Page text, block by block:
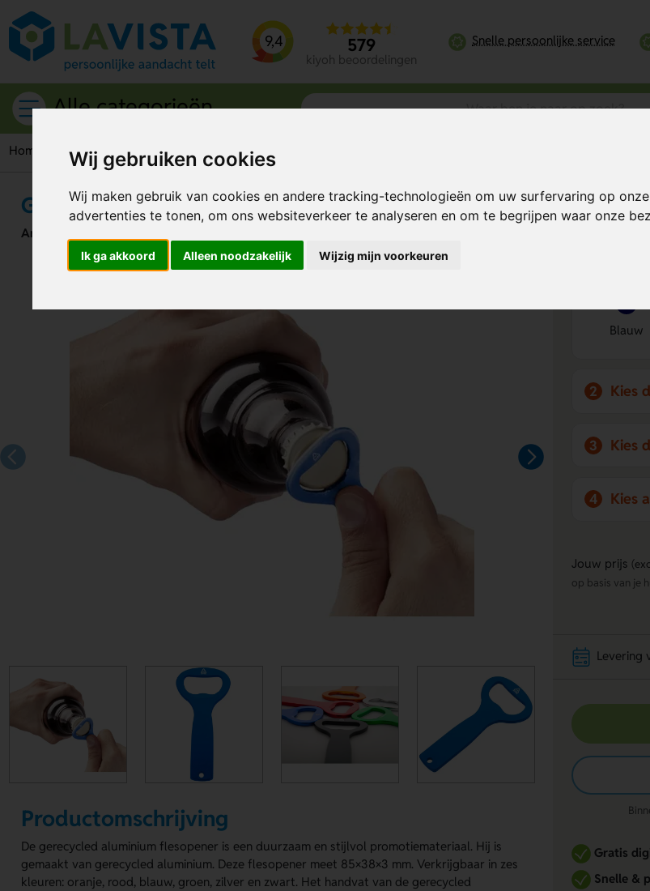
Wij gebruiken cookies
Wij maken gebruik van cookies en andere tracking-technologieën om uw surfervaring op
advertenties te tonen, om ons websiteverkeer te analyseren en om te begrijpen waar onze
Ik ga akkoord Alleen noodzakelijk Wijzig mijn voorkeuren
9,4 579
kiyoh beoordelingen
Snelle persoonlijke service
Alle categorieën
Home Flesopeners Gerecycled Aluminium Flesopener
Gerecycled Aluminium Flesopener
Artikelnummer:
Productomschrijving
De gerecycled aluminium flesopener is een duurzaam en stijlvol promotiemateriaal. Hij is
gemaakt van gerecycled aluminium. Deze flesopener meet 85×38×3 mm. Verkrijgbaar in zes
kleuren: oranje, rood, blauw, groen, zilver en zwart. Het handvat van de gerecycled
Bereken
Blauw
2 Kies
3 Kies
4 Kies
Jouw prijs
op basis van je
Levering
Gratis
Snelle &